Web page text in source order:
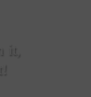
it,